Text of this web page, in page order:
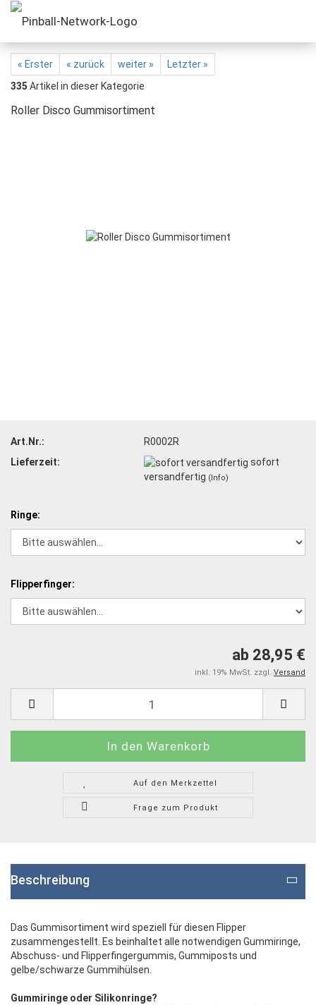
« Erster « zurück weiter »
Letzter »
335 Artikel in dieser Kategorie
Roller Disco Gummisortiment
Art.Nr.:
R0002R
Lieferzeit:
sofort
versandfertig (Info)
Ringe:
Flipperfinger:
ab 28,95 €
inkl. 19% MwSt. zzgl. Versand
Auf den Merkzettel
Frage zum Produkt
Beschreibung
Das Gummisortiment wird speziell für diesen Flipper
zusammengestellt. Es beinhaltet alle notwendigen Gummiringe,
Abschuss- und Flipperfingergummis, Gummiposts und
gelbe/schwarze Gummihülsen.
Gummiringe oder Silikonringe?